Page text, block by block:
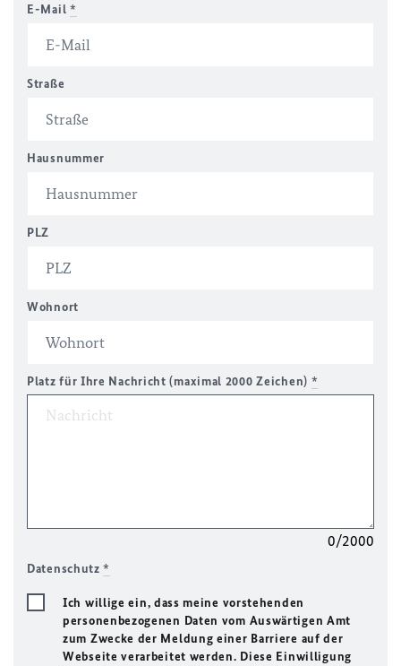
E-Mail *
Straße
Hausnummer
PLZ
Wohnort
Platz für Ihre Nachricht (maximal 2000 Zeichen) *
0/2000
Datenschutz*
Ich willige ein, dass meine vorstehenden
personenbezogenen Daten vom Auswärtigen Amt
zum Zwecke der Meldung einer Barriere auf der
Webseite verarbeitet werden. Diese Einwilligung